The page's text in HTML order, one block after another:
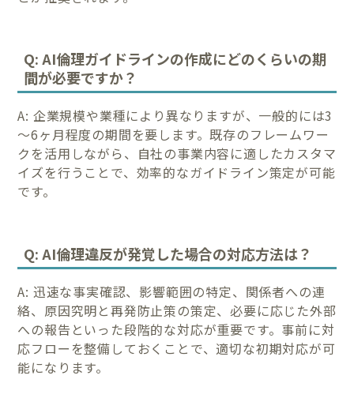
Q: AI倫理ガイドラインの作成にどのくらいの期
間が必要ですか？
A: 企業規模や業種により異なりますが、一般的には3
～6ヶ月程度の期間を要します。既存のフレームワー
クを活用しながら、自社の事業内容に適したカスタマ
イズを行うことで、効率的なガイドライン策定が可能
です。
Q: AI倫理違反が発覚した場合の対応方法は？
A: 迅速な事実確認、影響範囲の特定、関係者への連
絡、原因究明と再発防止策の策定、必要に応じた外部
への報告といった段階的な対応が重要です。事前に対
応フローを整備しておくことで、適切な初期対応が可
能になります。